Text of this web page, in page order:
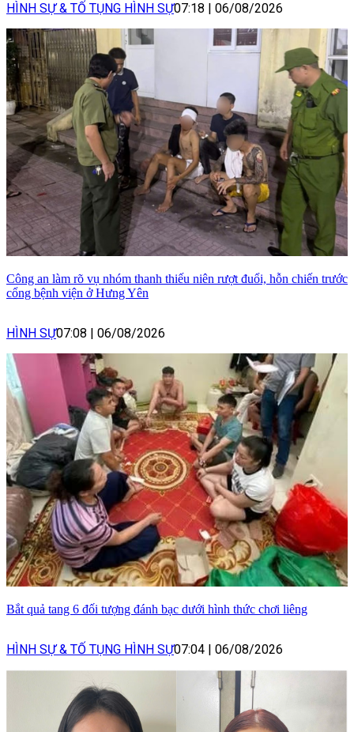
HÌNH SỰ & TỐ TỤNG HÌNH SỰ07:18 06/08/2026
Công an làm rõ vụ nhóm thanh thiếu niên rượt đuổi, hỗn chiến trước
cổng bệnh viện ở Hưng Yên
HÌNH SỰ07:08 06/08/2026
Bắt quả tang 6 đối tượng đánh bạc dưới hình thức chơi liêng
HÌNH SỰ & TỐ TỤNG HÌNH SỰ07:04 | 06/08/2026